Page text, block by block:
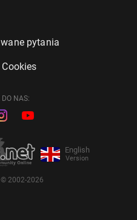
pytania
DO NAS:
English
Version
© 2002-2026